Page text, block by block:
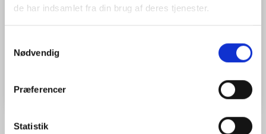
de har indsamlet fra din brug af deres tjenester.
Nødvendig
Præferencer
Statistik
Mere information